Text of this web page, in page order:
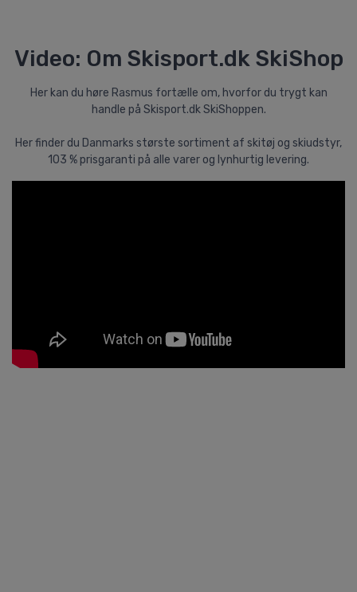
Video: Om Skisport.dk SkiShop
Her kan du høre Rasmus fortælle om, hvorfor du trygt kan
handle på Skisport.dk SkiShoppen.
Her finder du Danmarks største sortiment af skitøj og skiudstyr,
103 % prisgaranti på alle varer og lynhurtig levering.